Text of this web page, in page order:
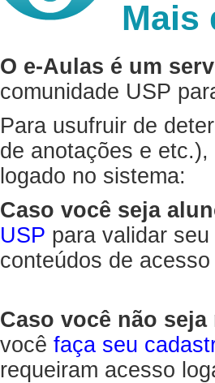
Mais
O e-Aulas é um
comunidade USP
Para usufruir de
de anotações e
logado no sistema:
Caso você seja
USP para validar
conteúdos de
Caso você não
você faça seu
requeiram acesso